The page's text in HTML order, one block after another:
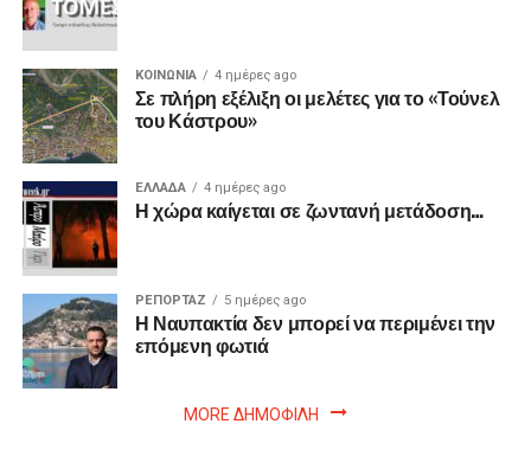
ΚΟΙΝΩΝΙΑ 4 ημέρες ago
Σε πλήρη εξέλιξη οι μελέτες για το «Τούνελ
του Κάστρου»
ΕΛΛΑΔΑ 4 ημέρες ago
Η χώρα καίγεται σε ζωντανή μετάδοση…
ΡΕΠΟΡΤΑΖ 5 ημέρες ago
Η Ναυπακτία δεν μπορεί να περιμένει την
επόμενη φωτιά
MORE ΔΗΜΟΦΙΛΗ